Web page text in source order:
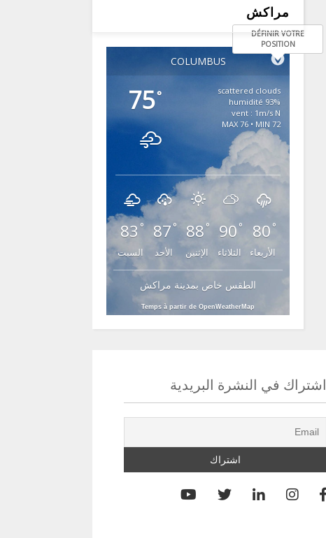
مراكش
COLUMBUS
DÉFINIR VOTRE
POSITION
75°
scattered clouds
93% humidité
vent : 1m/s N
MAX 76 • MIN 72
83 °
السبت
87 °
الأحد
88 °
الإثنين
90 °
الثلاثاء
80 °
الأربعاء
الطقس خاص بمدينة مراكش
Temps à partir de OpenWeatherMap
اشتراك في النشرة البريدية